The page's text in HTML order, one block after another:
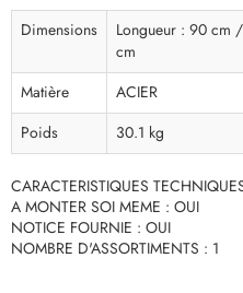
Dimensions
Longueur : 90 cm
cm
Matière
ACIER
Poids
30.1 kg
CARACTERISTIQUES
A MONTER SOI MEME : OUI
NOTICE FOURNIE : OUI
NOMBRE D'ASSORTIMENTS : 1